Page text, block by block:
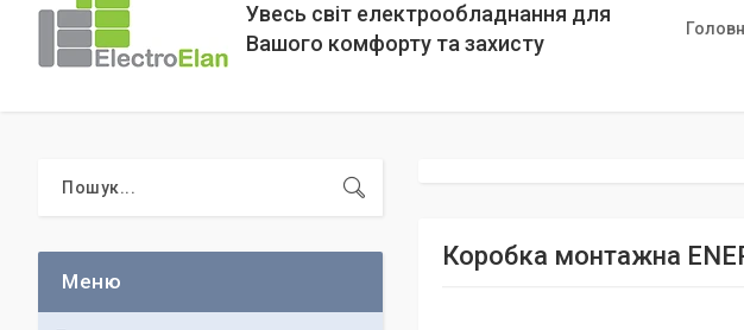
Увесь світ електрообладнання для
Вашого комфорту та захисту
Коробка монтажна